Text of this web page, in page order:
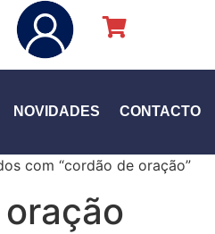
NOVIDADES CONTACTO
com “cordão de oração”